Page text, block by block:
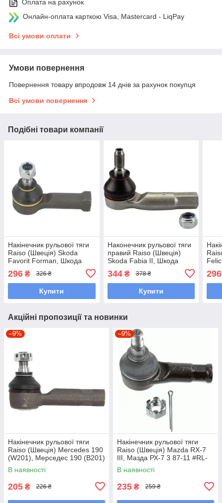
Оплата на рахунок
Онлайн-оплата карткою Visa, Mastercard - LiqPay
Всі умови оплати
Умови повернення
Повернення товару впродовж 14 днів за рахунок покупця
Всі умови повернення
Подібні товари компанії
Накінечник рульової тяги
Raiso (Швеція) Skoda
Favorit Forman, Шкода
#RL-350278S UANNKTR7
296 ₴ 326 ₴
Купити
Наконечник рульової тяги
правий Raiso (Швеція)
Skoda Fabia II, Шкода
Фабія 2 02- #RL-423812A
UAODKJV7
344₴ 378 ₴
Купити
296
Акційні пропозиції та новинки
–9%
Накінечник рульової тяги
Raiso (Швеція) Mercedes 190
(W201), Мерседес 190 (В201)
82-93 #RL-338110M
UAFWFCZ7
В наявності
205 ₴ 226 ₴
–9%
Накінечник рульової тяги
Raiso (Швеція) Mazda RX-7
III, Мазда РХ-7 3 87-11 #RL-
232280M UACYWKM7
В наявності
235 ₴ 259 ₴